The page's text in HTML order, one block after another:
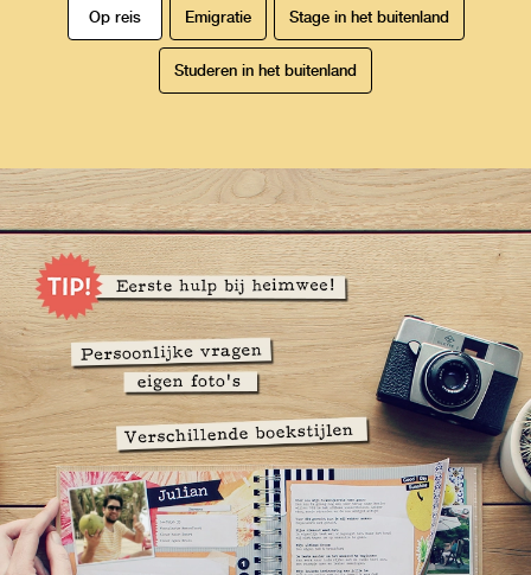
Op reis Emigratie Stage in het buitenland
Studeren in het buitenland